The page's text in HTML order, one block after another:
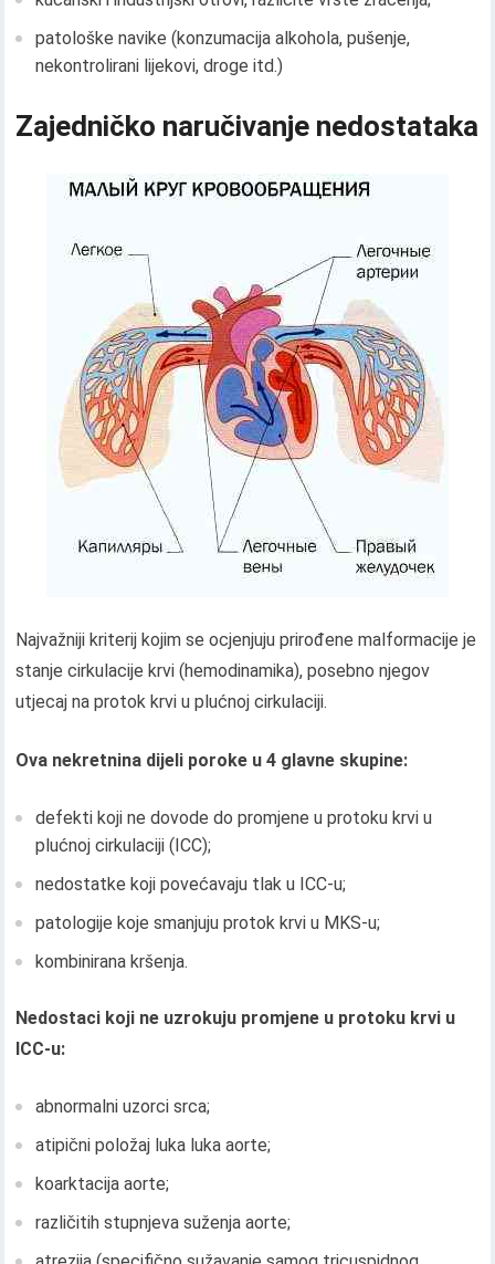
patološke navike (konzumacija alkohola, pušenje,
nekontrolirani lijekovi, droge itd.)
Zajedničko naručivanje nedostataka
Najvažniji kriterij kojim se ocjenjuju prirođene malformacije je
stanje cirkulacije krvi (hemodinamika), posebno njegov
utjecaj na protok krvi u plućnoj cirkulaciji.
Ova nekretnina dijeli poroke u 4 glavne skupine:
defekti koji ne dovode do promjene u protoku krvi u
plućnoj cirkulaciji (ICC);
nedostatke koji povećavaju tlak u ICC-u;
patologije koje smanjuju protok krvi u MKS-u;
kombinirana kršenja.
Nedostaci koji ne uzrokuju promjene u protoku krvi u
ICC-u:
abnormalni uzorci srca;
atipični položaj luka luka aorte;
koarktacija aorte;
različitih stupnjeva suženja aorte;